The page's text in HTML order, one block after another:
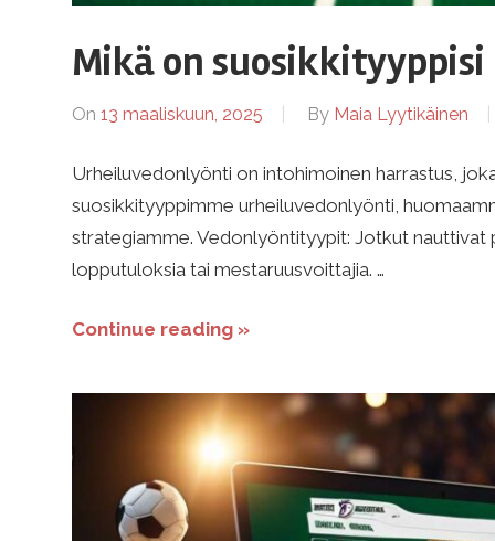
s
t
r
a
t
e
Mikä on
On 13 maaliskuun, 2025 By Maia Lyytikäinen
Urheiluvedonlyönti on intohimoinen harrastus,
suosikkityyppimme urheiluvedonlyönti,
strategiamme. Vedonlyöntityypit: Jotkut nauttivat
lopputuloksia tai mestaruusvoittajia. …
Continue reading »